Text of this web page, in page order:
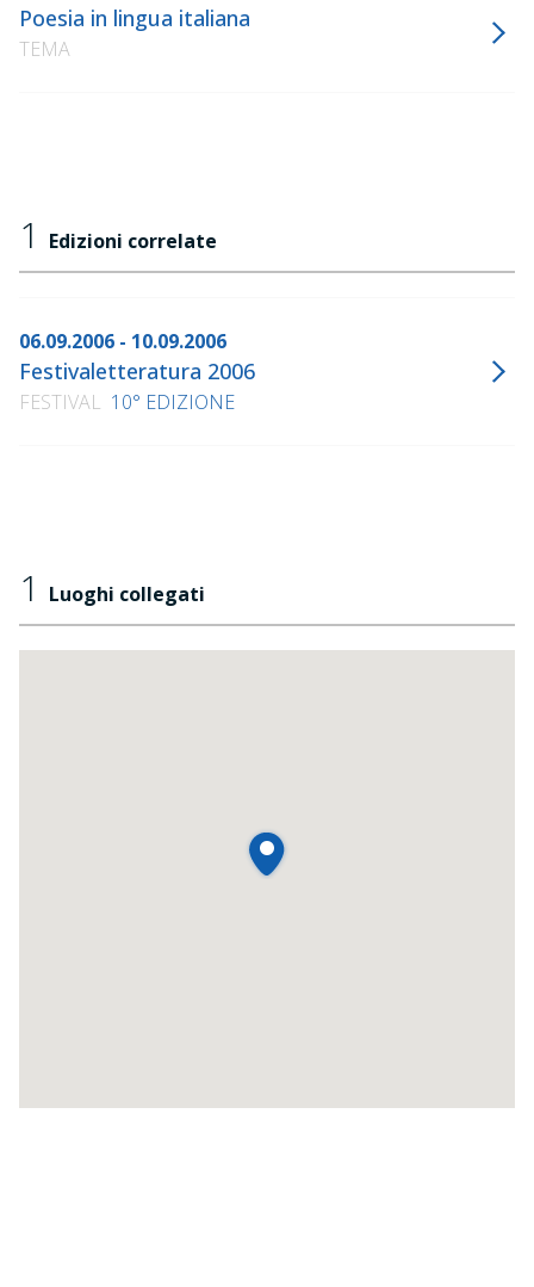
Poesia in lingua italiana
TEMA
1 Edizioni correlate
06.09.2006 - 10.09.2006
Festivaletteratura 2006
FESTIVAL 10° EDIZIONE
1 Luoghi collegati